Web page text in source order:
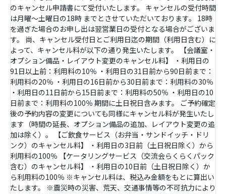
のキャンセル申請書にて受付いたします。 キャンセルの受付時間
は月曜～土曜日の18時 までとさせていただいております。 18時
を過ぎた場合のお申し出は翌営業日の受付となる場合がございま
す。 尚、キャンセル受付日とご利用日迄の期間（利用日含む）に
よって、キャンセル料が以下の通り発生いたします。 【会議室・
オプション備品・レイアウト変更のキャンセル料】 ・利用日の
91日以上前：利用料の10％ ・利用日の31日前から90日前まで：
利用料の20％ ・利用日の16日前から30日前まで：利用料の30％
・利用日の11日前から15日前まで：利用料の50％ ・利用日の10
日前まで：利用料の100％ 期間に土日祝日含みます。 ご予約確定
後の予約内容の変更についても同様にキャンセル料が発生いたし
ます（時間の延長、オプション備品の追加、レイアウト変更の追
加は除く）。 【ご飲食サービス（お弁当・サンドイッチ・ドリ
ンク）のキャンセル料】 ・利用日の3日前（土日祝日除く）から
利用料の100％ 【ケータリングサービス（交流会らくらくパック
含む）のキャンセル料】 ・利用日の10日前（土日祝日除く）か
ら利用料の100％ ※キャンセル料は、税込み金額をもとに算出い
たします。 ※震災時の災害、荒天、交通事情等の不可抗力により